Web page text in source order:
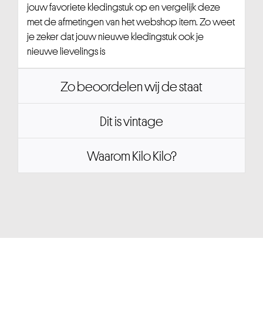
jouw favoriete kledingstuk op en vergelijk deze
met de afmetingen van het webshop item. Zo weet
je zeker dat jouw nieuwe kledingstuk ook je
nieuwe lievelings is
Zo beoordelen wij de staat
Dit is vintage
Waarom Kilo Kilo?